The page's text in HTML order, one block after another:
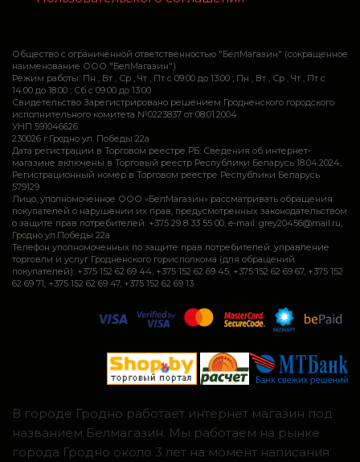
Общество с ограниченной ответственностью "БелМагазин" (сокращенное
наименование ООО "БелМагазин")
Режим работы: Пн , Вт , Ср , Чт , Пт c 09:00 до 13:00 ; Пн , Вт , Ср , Чт , Пт c
14:00 до 18:00 ; Сб c 09:00 до 13:00
Свидетельство Зарегистрировано решением Гродненского городского
исполнительного комитета №0223837 от 08.01.2004
УНП 591046626
230026 г.Гродно ул. Победы 22а
Дата регистрации в Торговом реестре РБ: Сведения об интернет-
магазине включены в Торговый реестр Республики Беларусь 18.04.2024,
Регистрационный номер в Торговом реестре Республики Беларусь
579129
Лицо, уполномоченное ООО «БелМагазин» рассматривать обращения
покупателей о нарушении их прав, предусмотренных законодательством
о защите прав потребителей: +375 29 8 33 55 00, e-mail: grey20456@mail.ru,
Гродно ул.Победы 22а
Телефон уполномоченных по защите прав потребителей: управление
торговли и услуг Гродненского горисполкома (для обращений
покупателей): +375 152 62 69 44, +375 152 62 69 45, +375 152 62 69 67, +375 152
62 69 71, +375 152 62 69 47, +375 152 62 69 13
В городе Гродно работает интернет магазин под
названием Белмагазин. Мы работаем на рынке
города Гродно около 3 лет на момент написания